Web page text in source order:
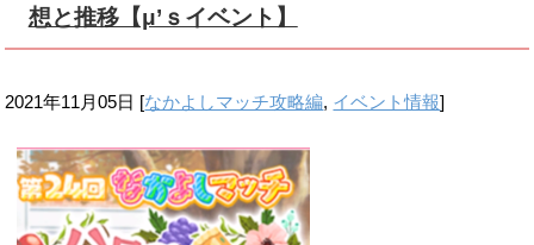
想と推移【μ’ｓイベント】
2021年11月05日 [なかよしマッチ攻略編, イベント情報]